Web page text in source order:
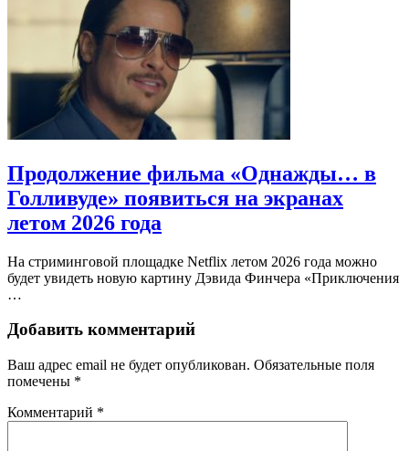
Продолжение фильма «Однажды… в
Голливуде» появиться на экранах
летом 2026 года
На стриминговой площадке Netflix летом 2026 года можно
будет увидеть новую картину Дэвида Финчера «Приключения
…
Добавить комментарий
Ваш адрес email не будет опубликован. Обязательные поля
помечены *
Комментарий *